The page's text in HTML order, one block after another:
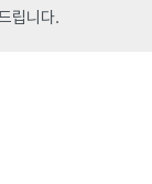
립니다.